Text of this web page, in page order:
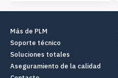
Más de PLM
Soporte técnico
Soluciones totales
Aseguramiento de la calidad